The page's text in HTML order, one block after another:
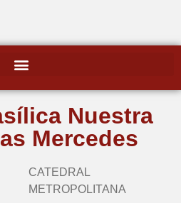
Nuestra
Mercedes
CATEDRAL
METROPOLITANA